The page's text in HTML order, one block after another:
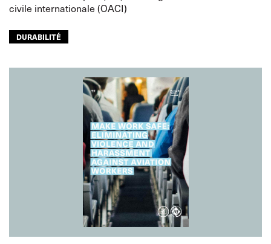
civile internationale (OACI)
DURABILITÉ